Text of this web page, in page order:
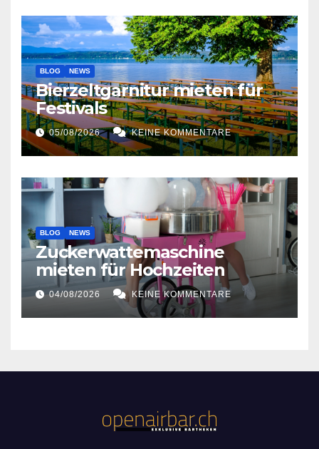
BLOG NEWS
Bierzeltgarnitur mieten für
Festivals
05/08/2026 KEINE KOMMENTARE
BLOG NEWS
Zuckerwattemaschine
mieten für Hochzeiten
04/08/2026 KEINE KOMMENTARE